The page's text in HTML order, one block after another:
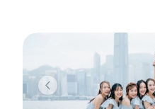
inspiration.
Previous